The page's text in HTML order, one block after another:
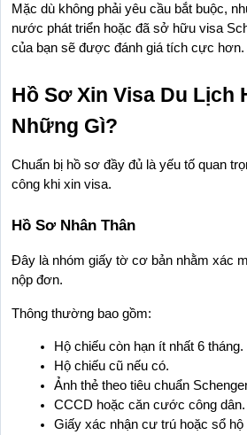
Mặc dù không phải yêu cầu bắt buộc,
nước phát triển hoặc đã sở hữu visa
của bạn sẽ được đánh giá tích cực hơn.
Hồ Sơ Xin Visa Du Lịch
Những Gì?
Chuẩn bị hồ sơ đầy đủ là yếu tố quan
công khi xin visa.
Hồ Sơ Nhân Thân
Đây là nhóm giấy tờ cơ bản nhằm xác
nộp đơn.
Thông thường bao gồm:
Hộ chiếu còn hạn ít nhất 6 tháng.
Hộ chiếu cũ nếu có.
Ảnh thẻ theo tiêu chuẩn
CCCD hoặc căn cước công dân.
Giấy xác nhận cư trú hoặc sổ hộ